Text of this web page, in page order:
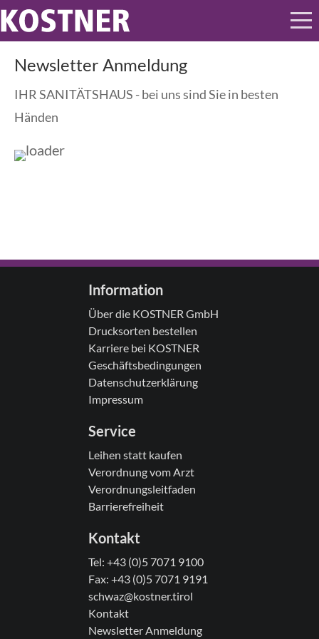
Newsletter Anmeldung
IHR SANITÄTSHAUS - bei uns sind Sie in besten
Händen
Information
Über die KOSTNER GmbH
Drucksorten bestellen
Karriere bei KOSTNER
Geschäftsbedingungen
Datenschutzerklärung
Impressum
Service
Leihen statt kaufen
Verordnung vom Arzt
Verordnungsleitfaden
Barrierefreiheit
Kontakt
Tel: +43 (0)5 7071 9100
Fax: +43 (0)5 7071 9191
schwaz@kostner.tirol
Kontakt
Newsletter Anmeldung